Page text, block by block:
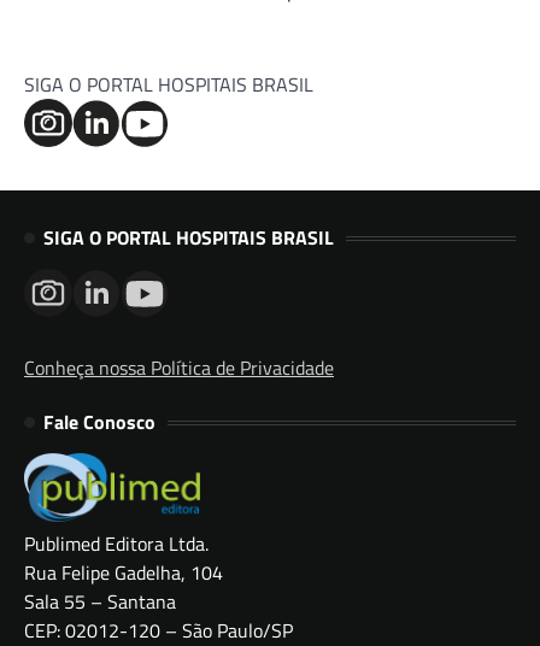
SIGA O PORTAL HOSPITAIS BRASIL
SIGA O PORTAL HOSPITAIS BRASIL
Conheça nossa Política de Privacidade
Fale Conosco
Publimed Editora Ltda.
Rua Felipe Gadelha, 104
Sala 55 – Santana
CEP: 02012-120 – São Paulo/SP